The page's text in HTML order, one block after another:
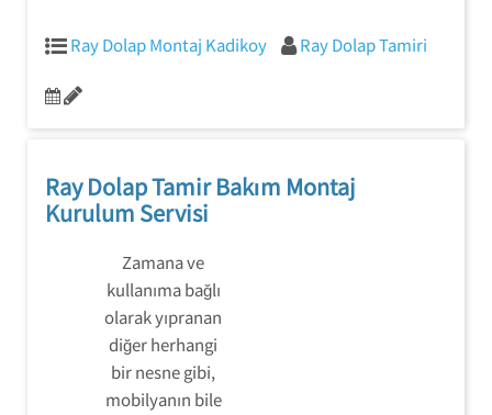
Ray Dolap Montaj Kadikoy Ray Dolap Tamiri
Ray Dolap Tamir Bakım Montaj
Kurulum Servisi
Zamana ve
kullanıma bağlı
olarak yıpranan
diğer herhangi
bir nesne gibi,
mobilyanın bile